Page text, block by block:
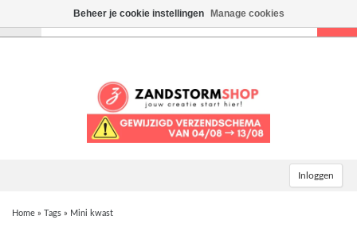
Inloggen
Home » Tags » Mini kwast
Beheer je cookie instellingen Manage cookies